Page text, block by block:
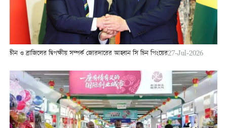
চীন ও ব্রাজিলের দ্বিপক্ষীয় সম্পর্ক জোরদারের আহ্বান সি চিন পিংয়ের27-Jul-2026